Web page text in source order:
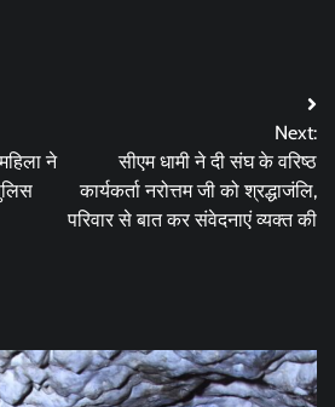
ने
Next:
सीएम धामी ने दी संघ के वरिष्ठ
कार्यकर्ता नरोत्तम जी को श्रद्धाजंलि,
परिवार से बात कर संवेदनाएं व्यक्त की